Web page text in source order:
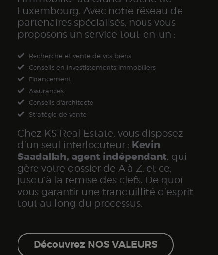
Luxembourg. Avec notre réseau de
partenaires spécialisés, nous vous
proposons un service tout-en-un :
Recherche et vente de vos biens
Conseils en investissements immobiliers
Financement
Assurances
Conseils d'architecte
Stratégie de vente
Chez KS Real Estate, vous disposez
d’un seul interlocuteur : Kevin
Saadallah, agent indépendant, qui
gère votre dossier de A à Z, et ce,
jusqu’à la remise des clefs. De quoi
vous garantir une tranquillité d’esprit
tout au long du processus.
Découvrez NOS VALEURS